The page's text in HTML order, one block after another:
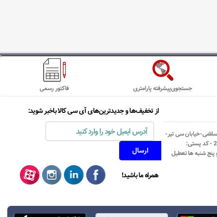
فاکتور رسمی جستجوی‌پیشرفته پارامتری
خیابان سی تیر-
نبش کوچه رستمی جاهد- پلاک67- واحد2 - کد پستی:
از تخفیف‌ها و جدیدترین‌های آی سی کالا باخبر شوید:
همراه ما باشید!